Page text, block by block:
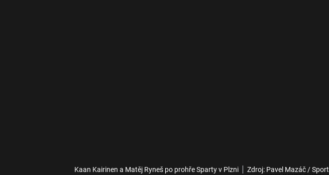
Kaan Kairinen a Matěj Ryneš po prohře Sparty v Plzni Zdroj: Pavel Mazáč / Sport